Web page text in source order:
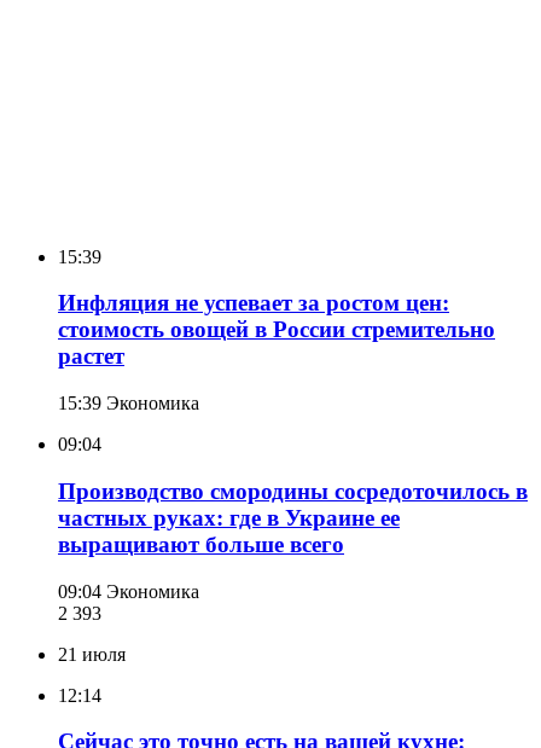
15:39
Инфляция не успевает за ростом цен:
стоимость овощей в России стремительно
растет
15:39 Экономика
09:04
Производство смородины сосредоточилось в
частных руках: где в Украине ее
выращивают больше всего
09:04 Экономика
2 393
21 июля
12:14
Сейчас это точно есть на вашей кухне: